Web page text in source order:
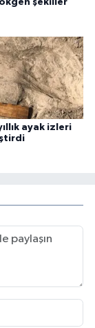
şekiller
ayak izleri